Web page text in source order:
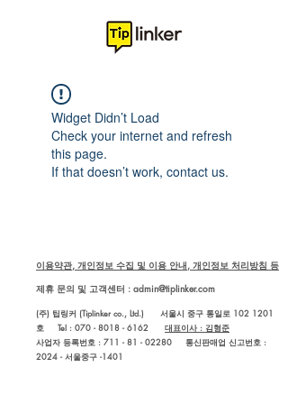
Widget Didn’t Load
Check your internet and refresh
this page.
If that doesn’t work, contact us.
이용약관, 개인정보 수집 및 이용 안내, 개인정보 처리방침 등
제휴 문의 및 고객센터 : admin@tiplinker.com
(주) 팁링커 (Tiplinker co., Ltd.) 서울시 중구 통일로 102 1201
호 Tel : 070 - 8018 - 6162 대표이사 : 김형준
사업자 등록번호 : 711 - 81 - 02280 통신판매업 신고번호 :
2024 - 서울중구 -1401